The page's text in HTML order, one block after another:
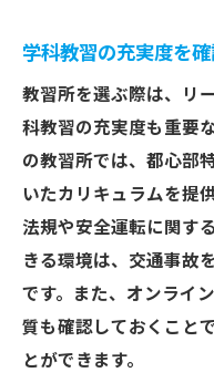
学科教習の充実度を
教習所を選ぶ際は、リ
科教習の充実度も重要
の教習所では、都心部
いたカリキュラムを提
法規や安全運転に関す
きる環境は、交通事故
です。また、オンライ
質も確認しておくこと
とができます。